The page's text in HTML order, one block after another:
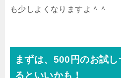
も少しよくなりますよ＾＾
まずは、500円のお試
るといいかも！